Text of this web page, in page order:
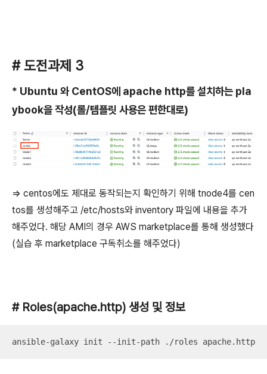
# 도전과제 3
* Ubuntu 와 CentOS에 apache http를 설치하는 pla
ybook을 작성(롤/템플릿 사용은 편한대로)
=> centos에도 제대로 동작되는지 확인하기 위해 tnode4를 cen
tos를 생성해주고 /etc/hosts와 inventory 파일에 내용을 추가
해주었다. 해당 AMI의 경우 AWS marketplace를 통해 생성했다
(실습 후 marketplace 구독취소를 해주었다)
# Roles(apache.http) 생성 및 정보
ansible-galaxy init --init-path ./roles apache.http